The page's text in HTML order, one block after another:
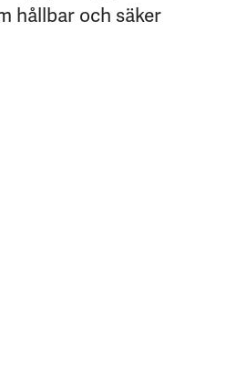
hållbar och säker